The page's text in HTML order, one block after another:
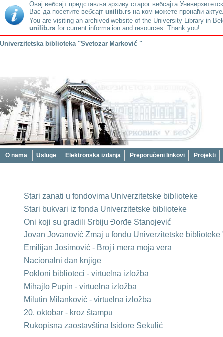
Овај вебсајт представља архиву старог вебсајта
Вас да посетите вебсајт unilib.rs на ком можете пронаћи
You are visiting an archived website of the University Library in
unilib.rs for current information and resources. Thank you!
Univerzitetska biblioteka "Svetozar Marković "
O nama Usluge Elektronska izdanja Preporučeni linkovi Projekti
Stari zanati u fondovima Univerzitetske biblioteke
Stari bukvari iz fonda Univerzitetske biblioteke
Oni koji su gradili Srbiju Đorđe Stanojević
Jovan Jovanović Zmaj u fondu Univerzitetske biblioteke
Emilijan Josimović - Broj i mera moja vera
Nacionalni dan knjige
Pokloni bibliоtеci - virtuelna izložba
Mihajlo Pupin - virtuelna izložba
Milutin Milanković - virtuelna izložba
20. oktobar - kroz štampu
Rukopisna zaostavština Isidore Sekulić